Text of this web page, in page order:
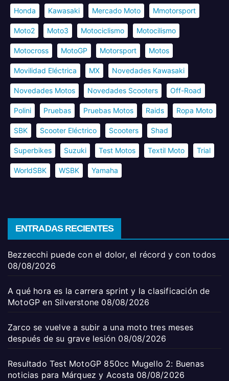
Honda Kawasaki Mercado Moto Mmotorsport
Moto2 Moto3 Motociclismo Motocilismo
Motocross MotoGP Motorsport Motos
Movilidad Eléctrica MX Novedades Kawasaki
Novedades Motos Novedades Scooters Off-Road
Polini Pruebas Pruebas Motos Raids Ropa Moto
SBK Scooter Eléctrico Scooters Shad
Superbikes Suzuki Test Motos Textil Moto Trial
WorldSBK WSBK Yamaha
ENTRADAS RECIENTES
Bezzecchi puede con el dolor, el récord y con todos
08/08/2026
A qué hora es la carrera sprint y la clasificación de
MotoGP en Silverstone 08/08/2026
Zarco se vuelve a subir a una moto tres meses
después de su grave lesión 08/08/2026
Resultado Test MotoGP 850cc Mugello 2: Buenas
noticias para Márquez y Acosta 08/08/2026